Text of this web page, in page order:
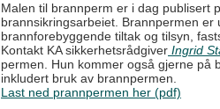
Malen til brannperm er i dag publisert
brannsikringsarbeiet. Brannpermen
brannforebyggende tiltak og tilsyn,
Kontakt KA sikkerhetsrådgiver Ingrid
permen. Hun kommer også gjerne på
inkludert bruk av brannpermen.
Last ned prannpermen her (pdf)